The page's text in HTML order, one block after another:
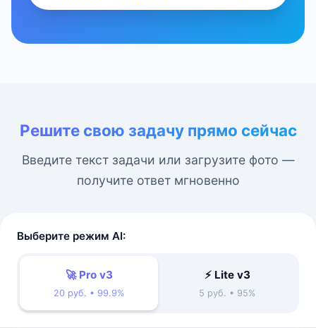
Решите свою задачу прямо сейчас
Введите текст задачи или загрузите фото —
получите ответ мгновенно
Выберите режим AI:
🚀 Pro v3
20 руб. • 99.9%
⚡ Lite v3
5 руб. • 95%